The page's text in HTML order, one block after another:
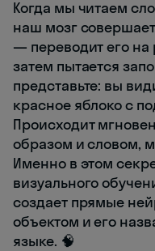
Когда мы читаем
наш мозг
— переводит его на
затем пытается
представьте: вы
красное яблоко с
Происходит
образом и словом,
Именно в этом
визуального
создает прямые
объектом и его
языке. 🧠